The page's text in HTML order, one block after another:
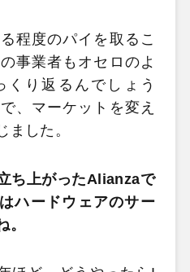
程度のパイを取るこ
事業者もオセロのよ
くり返るんでしょう
、マーケットを変え
ました。
ち上がったAlianzaで
ハードウェアのサー
。